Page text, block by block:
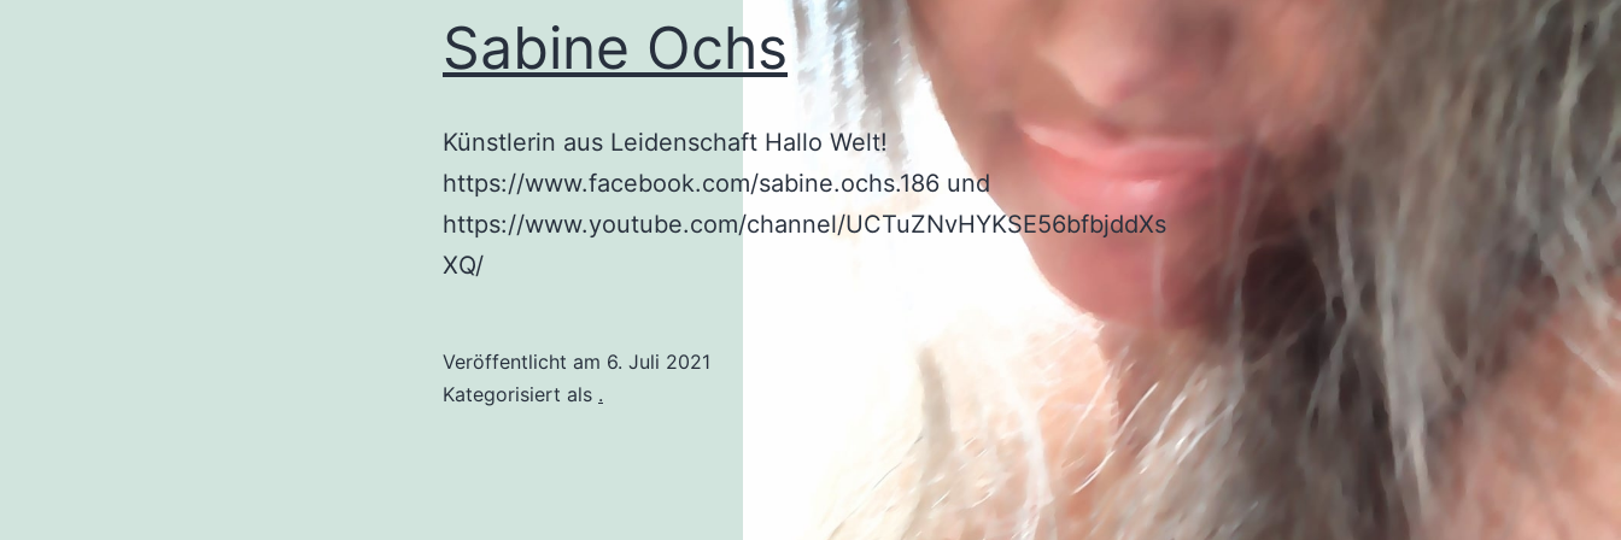
Sabine Ochs
Künstlerin aus Leidenschaft Hallo Welt!
https://www.facebook.com/sabine.ochs.186 und
https://www.youtube.com/channel/UCTuZNvHYKSE56bfbjddXs
XQ/
Veröffentlicht am 6. Juli 2021
Kategorisiert als .